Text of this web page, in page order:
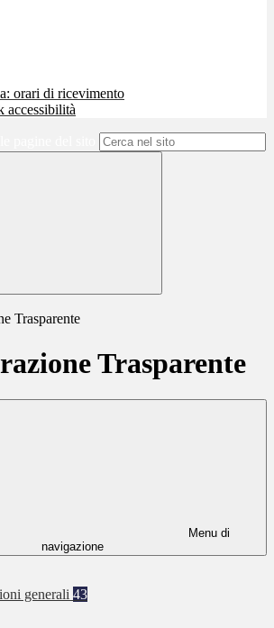
orari di ricevimento
accessibilità
Trasparente
Trasparente
Menu di
navigazione
generali 43